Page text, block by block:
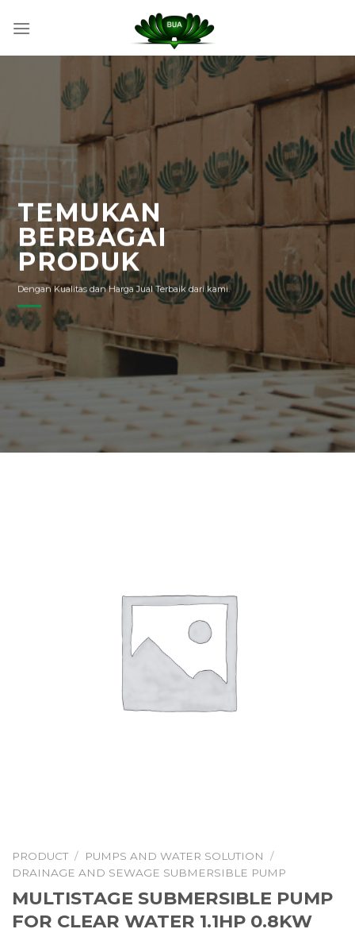
TEMUKAN
BERBAGAI
PRODUK
Dengan Kualitas dan Harga Jual Terbaik dari kami.
PRODUCT / PUMPS AND WATER SOLUTION
/
DRAINAGE AND SEWAGE SUBMERSIBLE PUMP
MULTISTAGE SUBMERSIBLE PUMP
FOR CLEAR WATER 1.1HP 0.8KW